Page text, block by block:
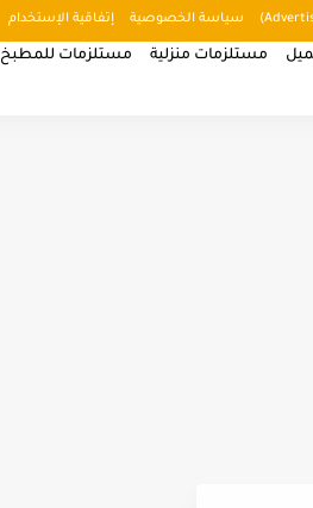
سياسة الخصوصية إتفاقية الإستخدام
مستلزمات منزلية مستلزمات للمطبخ